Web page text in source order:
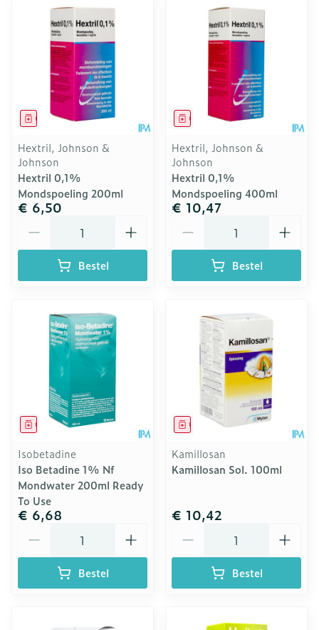
Geneesmiddel
Hextril, Johnson &
Johnson
Hextril 0,1%
Mondspoeling 200ml
€ 6,50
Bestel
Geneesmiddel
Hextril, Johnson &
Johnson
Hextril 0,1%
Mondspoeling 400ml
€ 10,47
Bestel
Geneesmiddel
Isobetadine
Iso Betadine 1% Nf
Mondwater 200ml Ready
To Use
€ 6,68
Bestel
Geneesmiddel
Kamillosan
Kamillosan Sol. 100ml
€ 10,42
Bestel